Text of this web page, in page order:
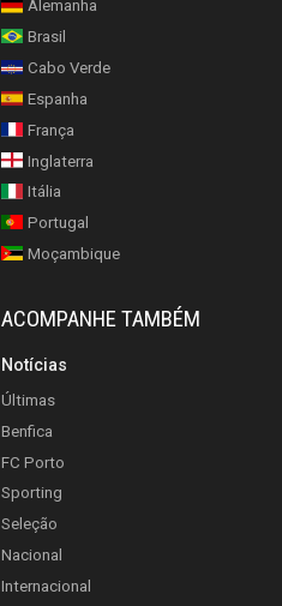
Alemanha
Brasil
Cabo Verde
Espanha
França
Inglaterra
Itália
Portugal
Moçambique
ACOMPANHE TAMBÉM
Notícias
Últimas
Benfica
FC Porto
Sporting
Seleção
Nacional
Internacional